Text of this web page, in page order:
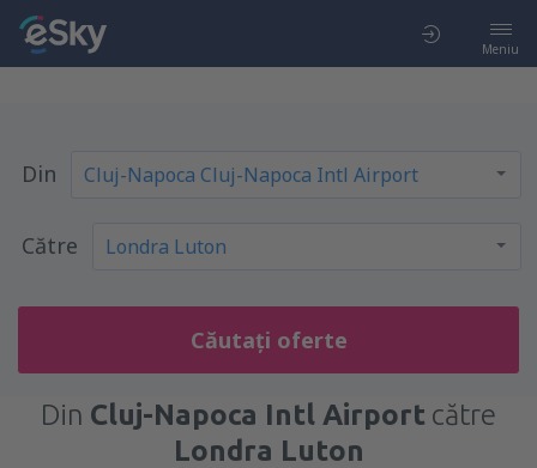
Meniu
Din
Către
Căutați oferte
Din Cluj-Napoca Intl Airport către
Londra Luton